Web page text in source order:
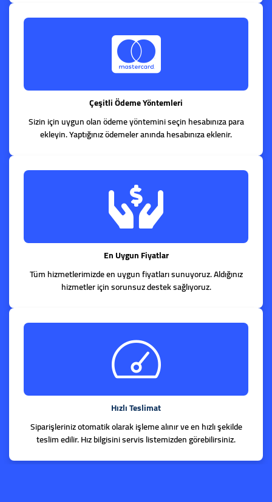
Çeşitli Ödeme Yöntemleri
Sizin için uygun olan ödeme yöntemini seçin hesabınıza para
ekleyin. Yaptığınız ödemeler anında hesabınıza eklenir.
En Uygun Fiyatlar
Tüm hizmetlerimizde en uygun fiyatları sunuyoruz. Aldığınız
hizmetler için sorunsuz destek sağlıyoruz.
Hızlı Teslimat
Siparişleriniz otomatik olarak işleme alınır ve en hızlı şekilde
teslim edilir. Hız bilgisini servis listemizden görebilirsiniz.